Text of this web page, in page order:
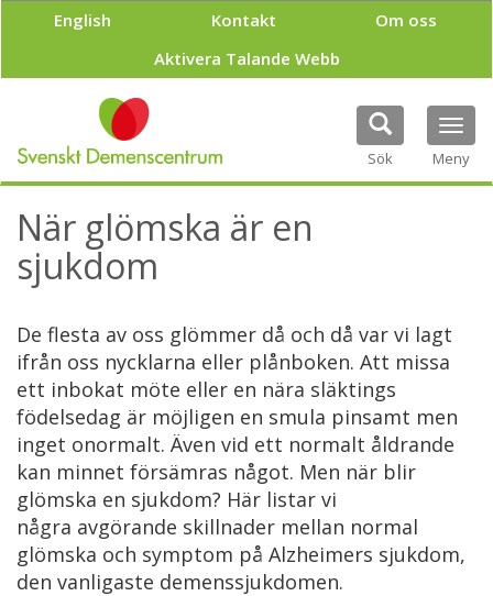
p
l
English Kontakt
Om oss
Aktivera Talande Webb
Sök Meny
När glömska är en
sjukdom
De flesta av oss glömmer då och då var vi lagt
ifrån oss nycklarna eller plånboken. Att missa
ett inbokat möte eller en nära släktings
födelsedag är möjligen en smula pinsamt men
inget onormalt. Även vid ett normalt åldrande
kan minnet försämras något. Men när blir
glömska en sjukdom? Här listar vi
några avgörande skillnader mellan normal
glömska och symptom på Alzheimers sjukdom,
den vanligaste demenssjukdomen.